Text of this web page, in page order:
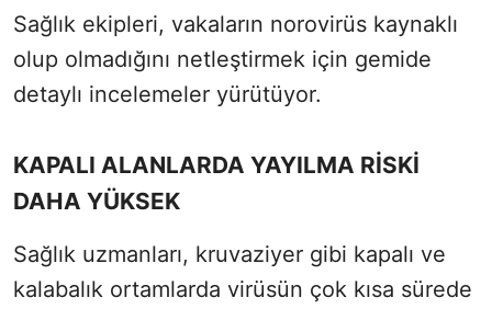
Sağlık ekipleri, vakaların norovirüs kaynaklı
olup olmadığını netleştirmek için gemide
detaylı incelemeler yürütüyor.
KAPALI ALANLARDA YAYILMA RİSKİ
DAHA YÜKSEK
Sağlık uzmanları, kruvaziyer gibi kapalı ve
kalabalık ortamlarda virüsün çok kısa sürede